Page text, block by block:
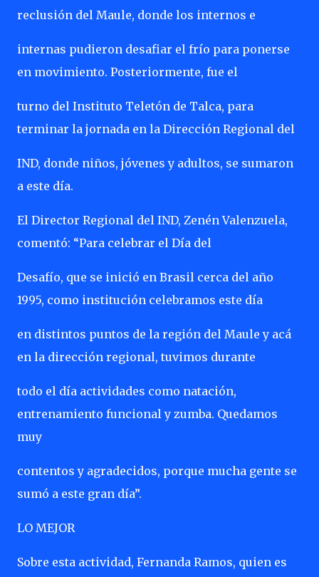
reclusión del Maule, donde los internos e
internas pudieron desafiar el frío para ponerse
en movimiento. Posteriormente, fue el
turno del Instituto Teletón de Talca, para
terminar la jornada en la Dirección Regional del
IND, donde niños, jóvenes y adultos, se sumaron
a este día.
El Director Regional del IND, Zenén Valenzuela,
comentó: “Para celebrar el Día del
Desafío, que se inició en Brasil cerca del año
1995, como institución celebramos este día
en distintos puntos de la región del Maule y acá
en la dirección regional, tuvimos durante
todo el día actividades como natación,
entrenamiento funcional y zumba. Quedamos
muy
contentos y agradecidos, porque mucha gente se
sumó a este gran día”.
LO MEJOR
Sobre esta actividad, Fernanda Ramos, quien es